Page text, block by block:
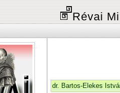
Révai
dr. Bartos-Elekes